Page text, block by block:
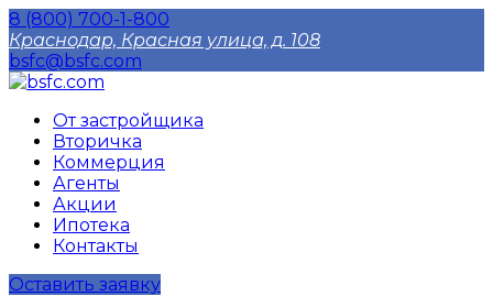
8 (800) 700-1-800
Краснодар, Красная улица, д. 108
bsfc@bsfc.com
От застройщика
Вторичка
Коммерция
Агенты
Акции
Ипотека
Контакты
Оставить заявку